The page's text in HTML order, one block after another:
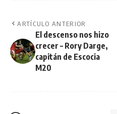
ARTÍCULO ANTERIOR
El descenso nos hizo
crecer – Rory Darge,
capitán de Escocia
M20